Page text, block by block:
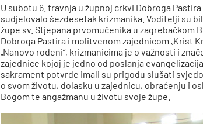
U subotu 6. travnja u župnoj crkvi Dobroga
sudjelovalo šezdesetak krizmanika. Voditelji su
župe sv. Stjepana prvomučenika u
Dobroga Pastira i molitvenom zajednicom „Krist
„Nanovo rođeni“, krizmanicima je o važnosti i
zajednice kojoj je jedno od poslanja
sakrament potvrde imali su prigodu slušati
o svom životu, dolasku u zajednicu, obraćenju i
Bogom te angažmanu u životu svoje župe.